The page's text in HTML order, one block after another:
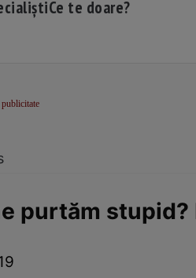
Ce te doare?
purtăm